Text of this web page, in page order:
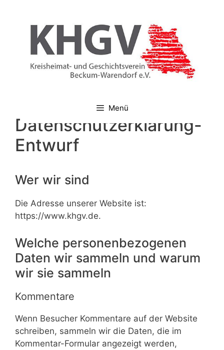
Menü
Datenschutzerklärung-
Entwurf
Wer wir sind
Die Adresse unserer Website ist:
https://www.khgv.de.
Welche personenbezogenen
Daten wir sammeln und warum
wir sie sammeln
Kommentare
Wenn Besucher Kommentare auf der Website
schreiben, sammeln wir die Daten, die im
Kommentar-Formular angezeigt werden,